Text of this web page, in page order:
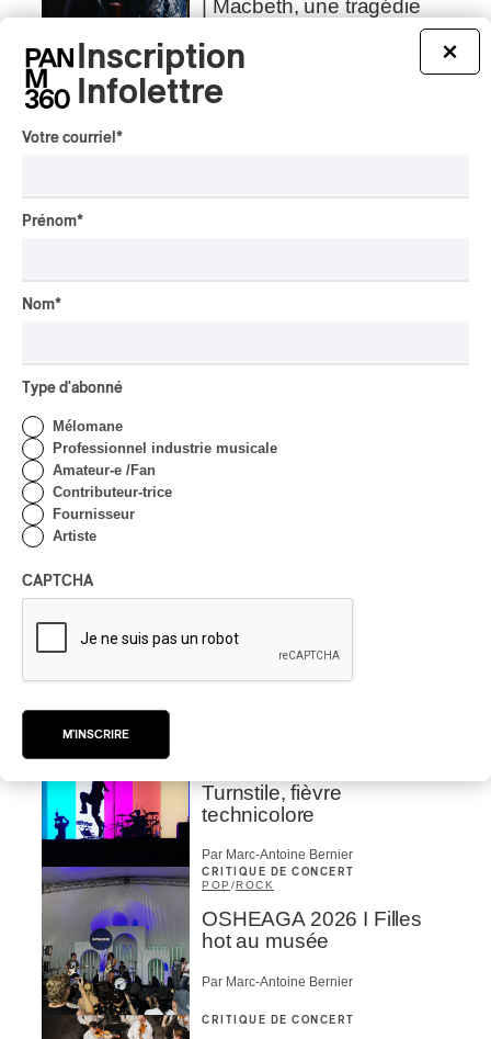
| Macbeth, une tragédie
d’exceptions
Par Chloé Rouffignac
au rythme de son propre
Mountain
Boys au centre d’un
gigantesque défouloir
Turnstile, fièvre
technicolore
Par Marc-Antoine Bernier
CRITIQUE DE CONCERT
POP /ROCK
OSHEAGA 2026 I Filles
hot au musée
Par Marc-Antoine Bernier
CRITIQUE DE CONCERT
×
Inscription
Infolettre
Votre courriel *
Prénom*
Nom*
Type d'abonné
Mélomane
Professionnel industrie musicale
Amateur-e /Fan
Contributeur-trice
Fournisseur
Artiste
CAPTCHA
M'INSCRIRE